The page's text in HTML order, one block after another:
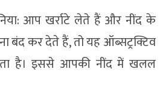
आप खर्राटे लेते हैं और नींद के
बंद कर देते हैं, तो यह ऑब्सट्रक्टिव
है। इससे आपकी नींद में खलल